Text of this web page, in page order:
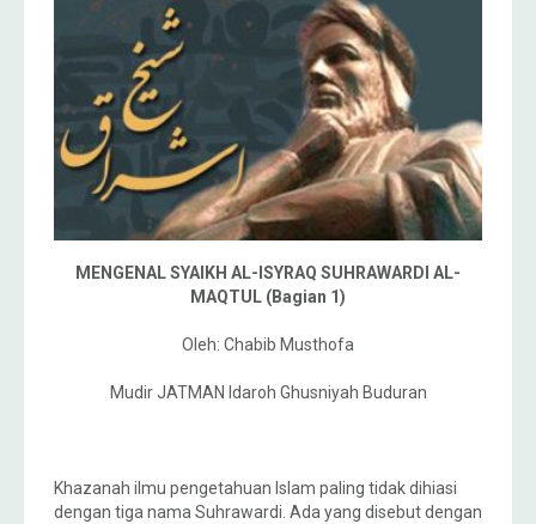
MENGENAL SYAIKH AL-ISYRAQ SUHRAWARDI AL-
MAQTUL (Bagian 1)
Oleh: Chabib Musthofa
Mudir JATMAN Idaroh Ghusniyah Buduran
Khazanah ilmu pengetahuan Islam paling tidak dihiasi
dengan tiga nama Suhrawardi. Ada yang disebut dengan